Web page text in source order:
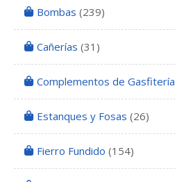
Bombas (239)
Cañerías (31)
Complementos de Gasfitería
Estanques y Fosas (26)
Fierro Fundido (154)